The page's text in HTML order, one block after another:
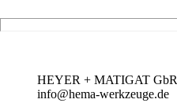
HEYER + MATIGAT GbR
info@hema-werkzeuge.de